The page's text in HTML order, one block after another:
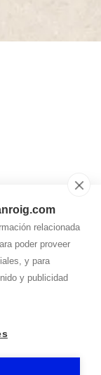
relacionada
poder proveer
y para
y publicidad